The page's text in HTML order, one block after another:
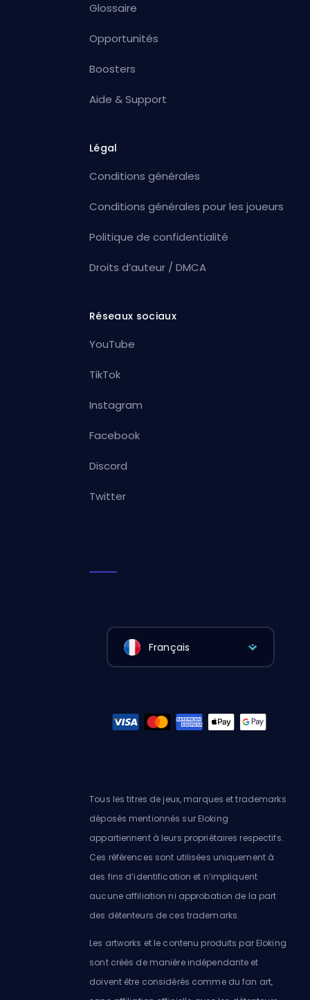
Glossaire
Opportunités
Boosters
Aide & Support
Légal
Conditions générales
Conditions générales pour les joueurs
Politique de confidentialité
Droits d’auteur / DMCA
Réseaux sociaux
YouTube
TikTok
Instagram
Facebook
Discord
Twitter
Français
Tous les titres de jeux, marques et trademarks
déposés mentionnés sur Eloking
appartiennent à leurs propriétaires respectifs.
Ces références sont utilisées uniquement à
des fins d’identification et n’impliquent
aucune affiliation ni approbation de la part
des détenteurs de ces trademarks.
Les artworks et le contenu produits par Eloking
sont créés de manière indépendante et
doivent être considérés comme du fan art,